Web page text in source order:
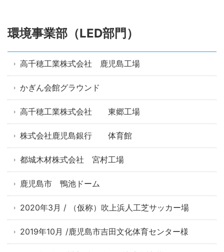
環境事業部（LED部門）
高千穂工業株式会社 鹿児島工場
かぎん会館グラウンド
高千穂工業株式会社 東郷工場
株式会社鹿児島銀行 体育館
都城木材株式会社 宮村工場
鹿児島市 鴨池ドーム
2020年3月 / （仮称）吹上浜人工芝サッカー場
2019年10月 /鹿児島市吉田文化体育センター様